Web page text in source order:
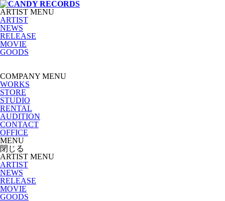
ARTIST MENU
ARTIST
NEWS
RELEASE
MOVIE
GOODS
COMPANY MENU
WORKS
STORE
STUDIO
RENTAL
AUDITION
CONTACT
OFFICE
MENU
閉じる
ARTIST MENU
ARTIST
NEWS
RELEASE
MOVIE
GOODS